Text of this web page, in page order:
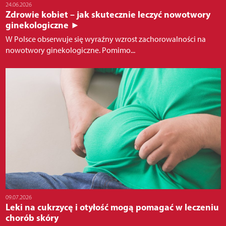
24.06.2026
Zdrowie kobiet – jak skutecznie leczyć nowotwory
ginekologiczne ►
W Polsce obserwuje się wyraźny wzrost zachorowalności na
nowotwory ginekologiczne. Pomimo...
09.07.2026
Leki na cukrzycę i otyłość mogą pomagać w leczeniu
chorób skóry